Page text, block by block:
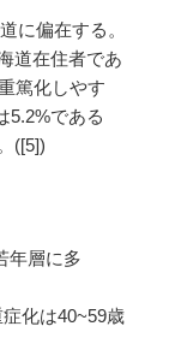
に偏在する。
道在住者であ
篤化しやす
5.2%である
([5])
年層に多
化は40~59歳